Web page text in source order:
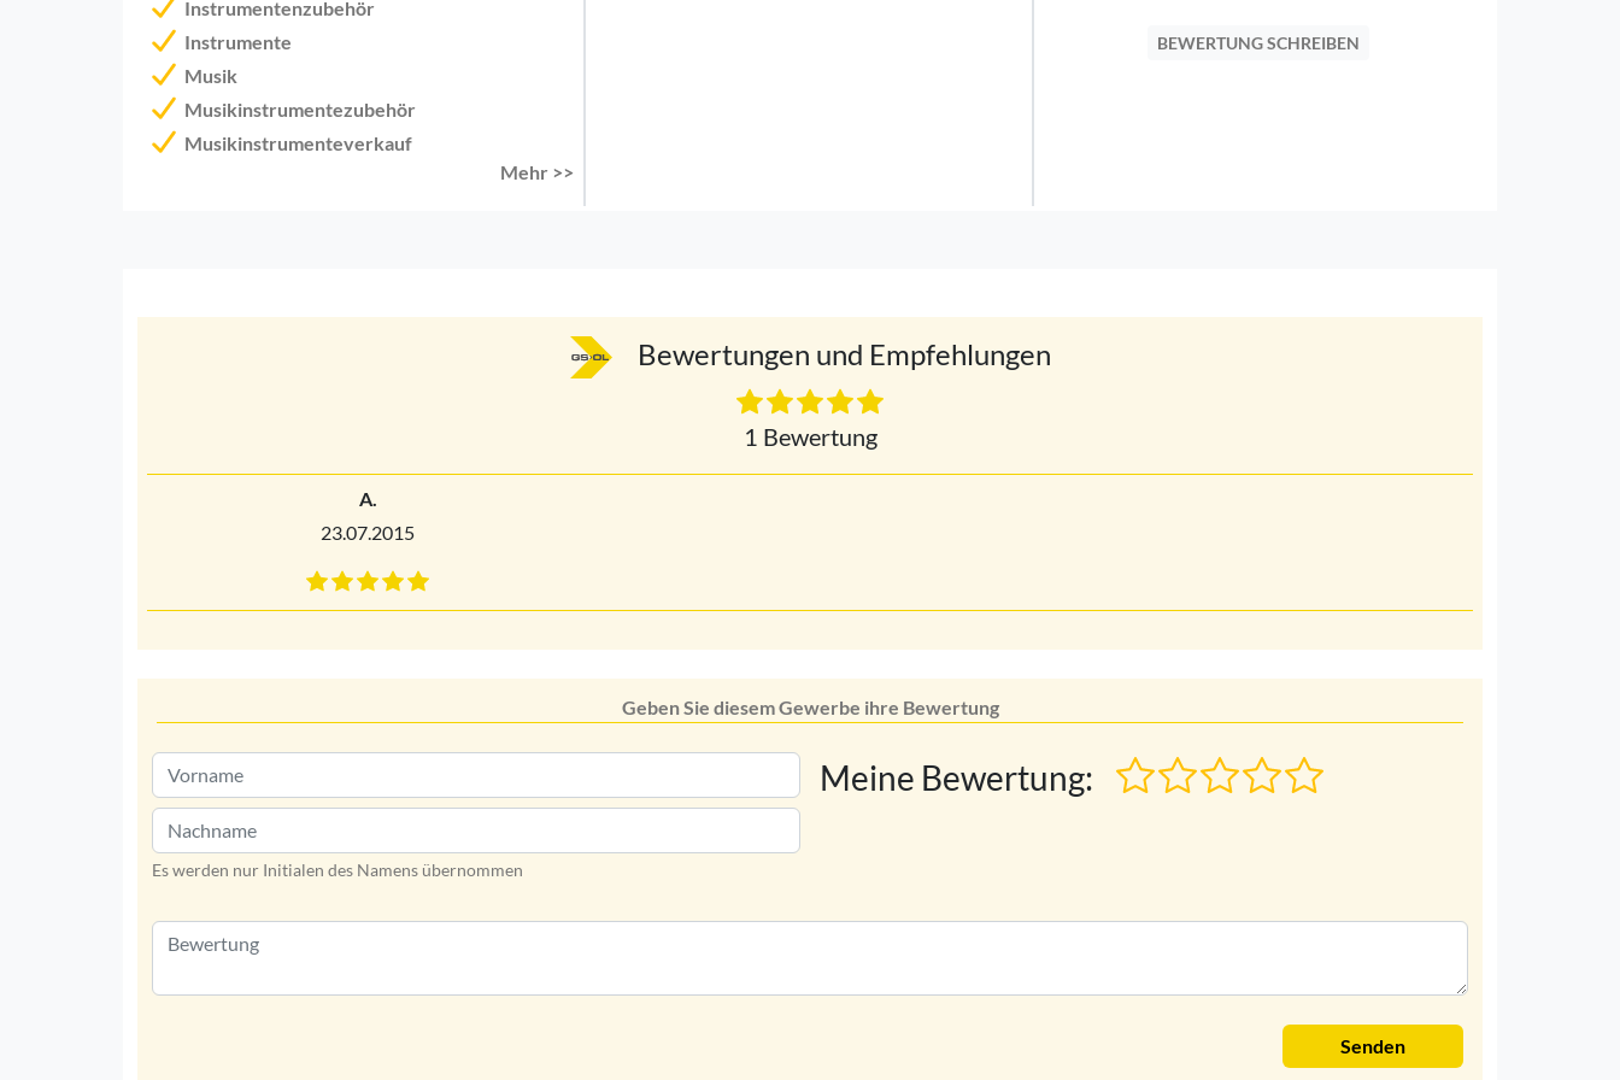
Instrumentenzubehör
Instrumente
Musik
Musikinstrumentezubehör
Musikinstrumenteverkauf
Mehr >>
BEWERTUNG SCHREIBEN
Bewertungen und Empfehlungen
1 Bewertung
A.
23.07.2015
Geben Sie diesem Gewerbe ihre Bewertung
Es werden nur Initialen des Namens übernommen
Meine Bewertung:
Senden